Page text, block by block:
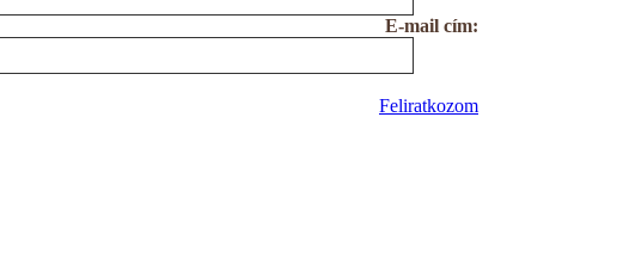
E-mail cím:
Feliratkozom